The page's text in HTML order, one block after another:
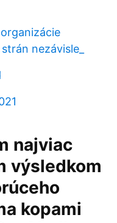
nezávisle_
najviac
výsledkom
kopami